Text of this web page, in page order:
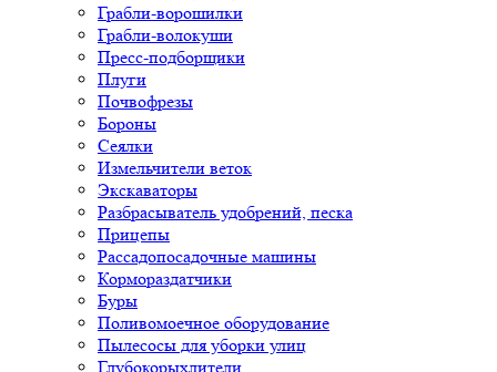
Грабли-ворошилки
Грабли-волокуши
Пресс-подборщики
Плуги
Почвофрезы
Бороны
Сеялки
Измельчители веток
Экскаваторы
Разбрасыватель удобрений, песка
Прицепы
Рассадопосадочные машины
Кормораздатчики
Буры
Поливомоечное оборудование
Пылесосы для уборки улиц
Глубокорыхлители